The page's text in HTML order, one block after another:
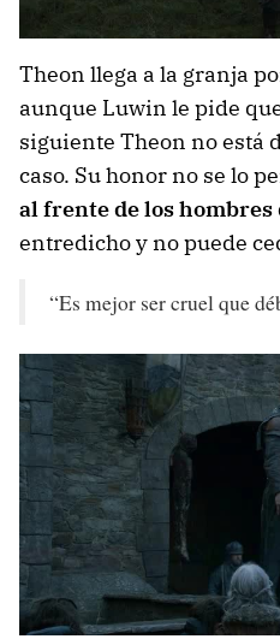
Theon llega a la granja
aunque Luwin le pide
siguiente Theon no está
caso. Su honor no se lo
al frente de los hombres
entredicho y no puede
“Es mejor ser cruel que